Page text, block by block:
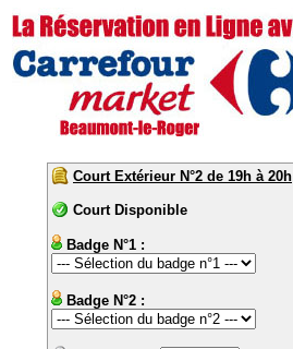
Court Extérieur N°2 de 19h à 20h
Court Disponible
Badge N°1 :
Badge N°2 :